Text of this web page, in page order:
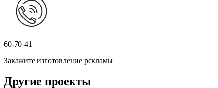
60-70-41
Закажите изготовление рекламы
Другие проекты